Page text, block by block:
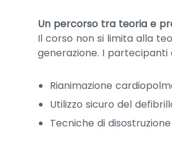
Un percorso tra teoria e
Il corso non si limita alla
generazione. I
Rianimazione
Utilizzo sicuro del
Tecniche di